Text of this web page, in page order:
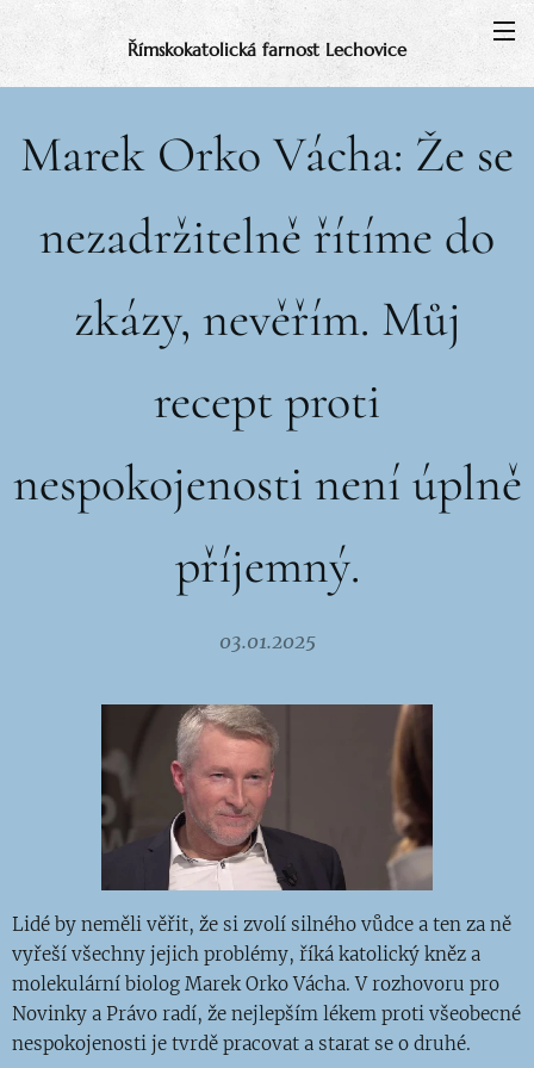
Římskokatolická farnost Lechovice
Marek Orko Vácha: Že se
nezadržitelně řítíme do
zkázy, nevěřím. Můj
recept proti
nespokojenosti není úplně
příjemný.
03.01.2025
Lidé by neměli věřit, že si zvolí silného vůdce a ten za ně
vyřeší všechny jejich problémy, říká katolický kněz a
molekulární biolog Marek Orko Vácha. V rozhovoru pro
Novinky a Právo radí, že nejlepším lékem proti všeobecné
nespokojenosti je tvrdě pracovat a starat se o druhé.